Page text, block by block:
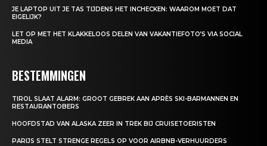
JE LAPTOP UIT JE TAS TIJDENS HET INCHECKEN: WAAROM MOET DAT
EIGELIJK?
LET OP MET HET KLAKKELOOS DELEN VAN VAKANTIEFOTO’S VIA SOCIAL
MEDIA
BESTEMMINGEN
TIROL SLAAT ALARM: GROOT GEBREK AAN APRÈS SKI-BARMANNEN EN
RESTAURANTOBERS
HOOFDSTAD VAN ALASKA ZEER IN TREK BIJ CRUISETOERISTEN
PARIJS STELT STRENGE REGELS OP VOOR AIRBNB-VERHUURDERS